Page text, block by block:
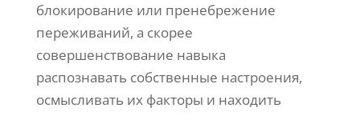
блокирование или пренебрежение
переживаний, а скорее
совершенствование навыка
распознавать собственные настроения,
осмысливать их факторы и находить